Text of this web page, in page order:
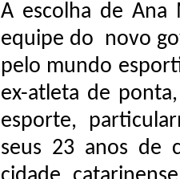
A escolha de Ana
equipe do novo
pelo mundo
ex-atleta de
esporte,
seus 23 anos de